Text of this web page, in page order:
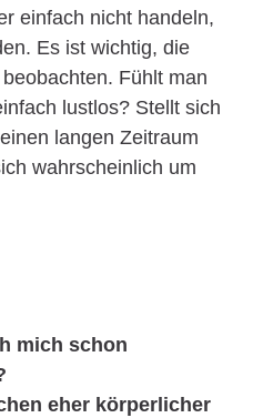
einfach nicht handeln,
Es ist wichtig, die
Fühlt man
lustlos? Stellt sich
langen Zeitraum
wahrscheinlich um
mich schon
eher körperlicher